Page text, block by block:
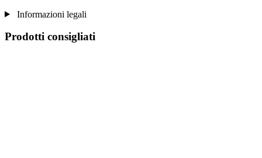
Informazioni legali
Prodotti consigliati